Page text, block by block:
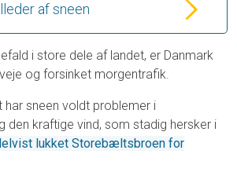
af sneen
i store dele af landet, er Danmark
og forsinket morgentrafik.
har sneen voldt problemer i
den kraftige vind, som stadig hersker i
lukket Storebæltsbroen for